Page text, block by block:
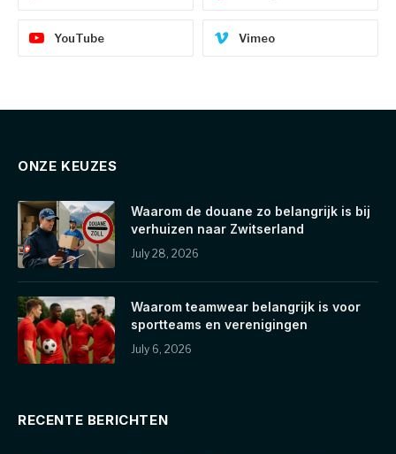
YouTube Vimeo
ONZE KEUZES
Waarom de douane zo belangrijk is bij
verhuizen naar Zwitserland
July 28, 2026
Waarom teamwear belangrijk is voor
sportteams en verenigingen
July 6, 2026
RECENTE BERICHTEN